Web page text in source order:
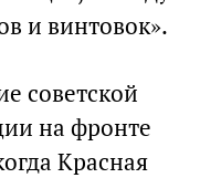
и винтовок».
советской
на фронте
Красная